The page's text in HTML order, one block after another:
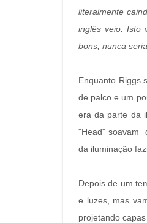
literalmente
inglês veio. Isto
bons, nunca
Enquanto Riggs
de palco e um
era da parte da
"Head" soavam
da iluminação
Depois de um
e luzes, mas
projetando